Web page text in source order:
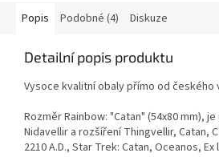
Popis Podobné (4) Diskuze
Detailní popis produktu
Vysoce kvalitní obaly přímo od českého
Rozměr Rainbow: "Catan" (54x80 mm),
Nidavellir a rozšíření Thingvellir, Catan,
2210 A.D., Star Trek: Catan, Oceanos, Ex